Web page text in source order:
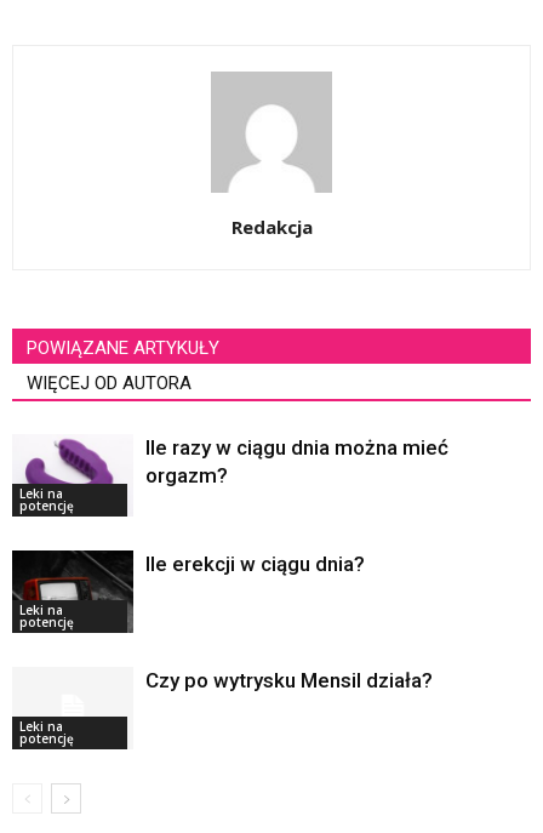
Redakcja
POWIĄZANE ARTYKUŁY
WIĘCEJ OD AUTORA
Leki na
potencję
Ile razy w ciągu dnia można mieć
orgazm?
Leki na
potencję
Ile erekcji w ciągu dnia?
Leki na
potencję
Czy po wytrysku Mensil działa?